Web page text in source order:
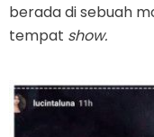
berada di sebuah
tempat show.